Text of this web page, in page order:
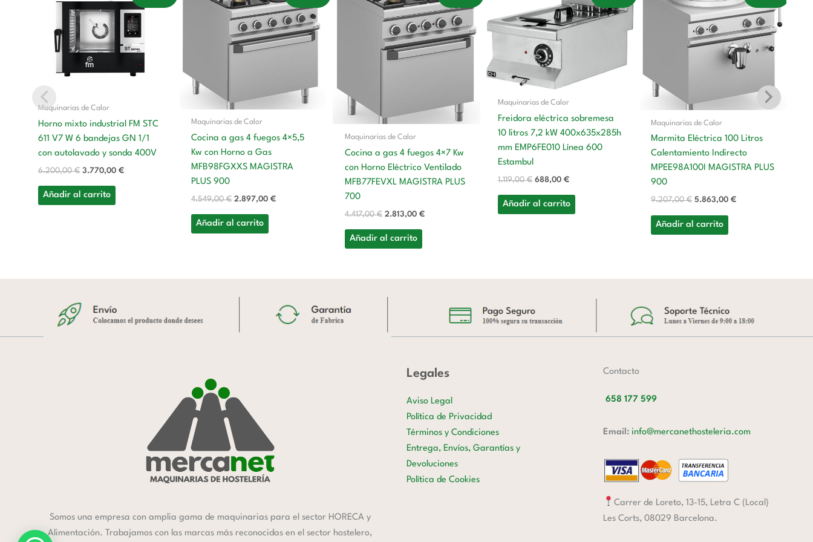
Maquinarias de Calor
Horno mixto industrial FM STC
611 V7 W 6 bandejas GN 1/1
con autolavado y sonda 400V
6.200,00€
original
era:
6.200,00 €.
3.770,00€
actual
es:
3.770,00 €.
Añadir al carrito
Maquinarias de Calor
Cocina a gas 4 fuegos 4×5,5
Kw con Horno a Gas
MFB98FGXXS MAGISTRA
PLUS 900
4.549,00€
original
era:
4.549,00 €.
2.897,00€
actual
es:
2.897,00 €.
Añadir al carrito
Maquinarias de Calor
Cocina a gas 4 fuegos 4×7 Kw
con Horno Eléctrico Ventilado
MFB77FEVXL MAGISTRA PLUS
700
4.417,00€
original
era:
4.417,00 €.
2.813,00 €
actual
es:
2.813,00 €.
Añadir al carrito
Maquinarias de Calor
Freidora eléctrica sobremesa
10 litros 7,2 kW 400x635x285h
mm EMP6FE010 Línea 600
Estambul
1.119,00€
original
era:
1.119,00 €.
688,00 €
actual
es:
Añadir al carrito
Maquinarias de Calor
Marmita Eléctrica 100 Litros
Calentamiento Indirecto
MPEE98A100I MAGISTRA PLUS
900
9.207,00€
original
era:
9.207,00 €.
5.863,00 €
actual
es:
5.863,00 €.
Añadir al carrito
Somos una empresa con amplia gama de maquinarias para el sector HORECA y
Alimentación. Trabajamos con las marcas más reconocidas en el sector hostelero,
Legales
Aviso Legal
Política de Privacidad
Términos y Condiciones
Entrega, Envíos, Garantías y
Devoluciones
Política de Cookies
Contacto
658 177 599
Email: info@mercanethosteleria.com
Carrer de Loreto, 13-15, Letra C (Local)
Les Corts, 08029 Barcelona.